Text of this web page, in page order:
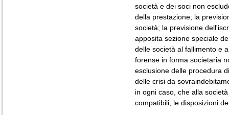
società e dei soci non
della prestazione; la
società; la previsione
apposita sezione speciale
delle società al fallimento e
forense in forma societaria
esclusione delle procedura
delle crisi da
in ogni caso, che alla
compatibili, le disposizioni